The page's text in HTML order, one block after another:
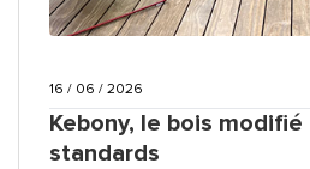
16 / 06 / 2026
Kebony, le bois
standards